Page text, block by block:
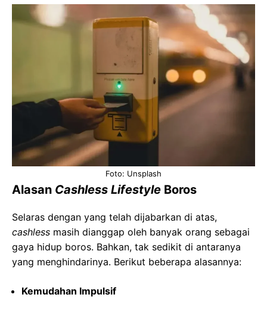
Foto: Unsplash
Alasan Cashless Lifestyle Boros
Selaras dengan yang telah dijabarkan di atas,
cashless masih dianggap oleh banyak orang sebagai
gaya hidup boros. Bahkan, tak sedikit di antaranya
yang menghindarinya. Berikut beberapa alasannya:
Kemudahan Impulsif